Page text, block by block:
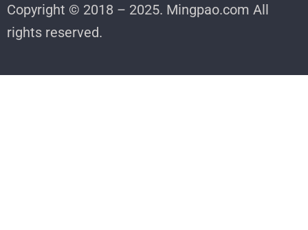
Copyright © 2018 – 2025. Mingpao.com All
rights reserved.